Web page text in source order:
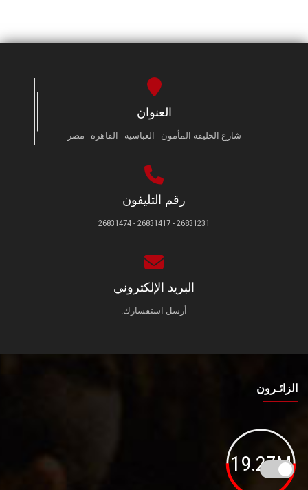
العنوان
شارع الخليفة المأمون - العباسية - القاهرة - مصر
رقم التليفون
26831231 - 26831417 - 26831474
البريد الإلكتروني
أرسل استفسارك.
الزائـرون
19.27M